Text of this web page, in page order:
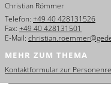
Français
Dansk
Español
Christian Römmer
Telefon: +49 40 428131526
Fax: +49 40 428131501
E-Mail:
MEHR ZUM THEMA
Kontaktformular zur